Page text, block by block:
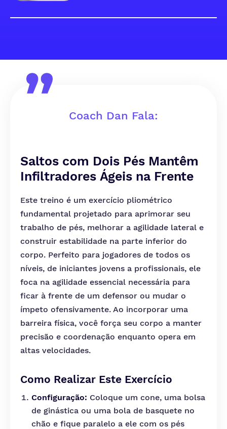
Coach Dan Fala:
Saltos com Dois Pés Mantêm
Infiltradores Ágeis na Frente
Este treino é um exercício pliométrico
fundamental projetado para aprimorar seu
trabalho de pés, melhorar a agilidade lateral e
construir estabilidade na parte inferior do
corpo. Perfeito para jogadores de todos os
níveis, de iniciantes jovens a profissionais, ele
foca na agilidade essencial necessária para
ficar à frente de um defensor ou mudar o
ímpeto ofensivamente. Ao incorporar uma
barreira física, você força seu corpo a manter
precisão e coordenação enquanto opera em
altas velocidades.
Como Realizar Este Exercício
Configuração: Coloque um cone, uma bolsa
de ginástica ou uma bola de basquete no
chão e fique paralelo a ele com os pés